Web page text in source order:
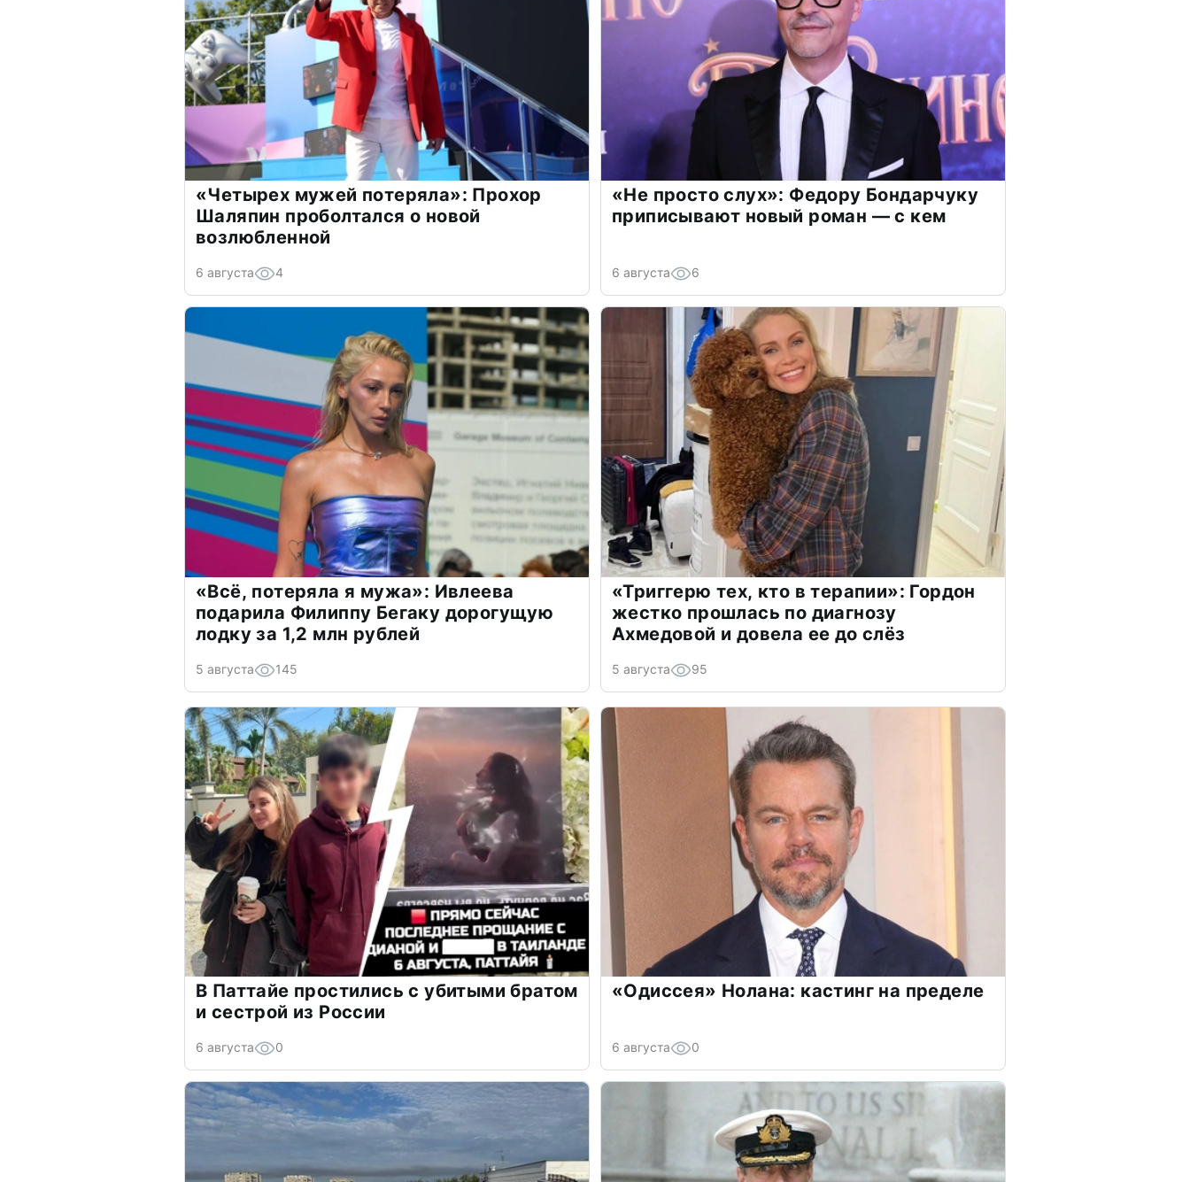
«Четырех мужей потеряла»: Прохор
Шаляпин проболтался о новой
возлюбленной
6 августа 4
«Не просто слух»: Федору Бондарчуку
приписывают новый роман — с кем
6 августа 6
«Всё, потеряла я мужа»: Ивлеева
подарила Филиппу Бегаку дорогущую
лодку за 1,2 млн рублей
5 августа 145
«Триггерю тех, кто в терапии»: Гордон
жестко прошлась по диагнозу
Ахмедовой и довела ее до слёз
5 августа 95
В Паттайе простились с убитыми братом
и сестрой из России
6 августа 0
«Одиссея» Нолана: кастинг на пределе
6 августа 0